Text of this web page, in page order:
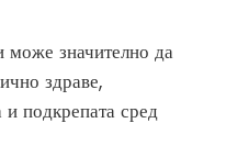
може значително да
здраве,
и подкрепата сред